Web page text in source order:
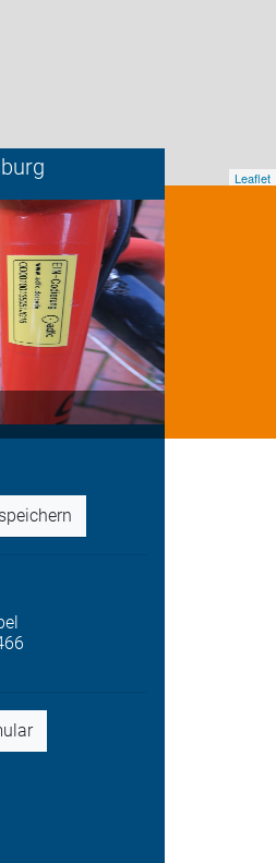
Leaflet